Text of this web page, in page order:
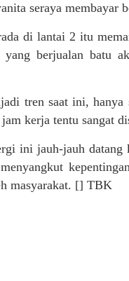
seraya membayar
di lantai 2 itu
berjualan batu
tren saat ini, hanya
kerja tentu sangat
ini jauh-jauh
masyarakat. [] TBK